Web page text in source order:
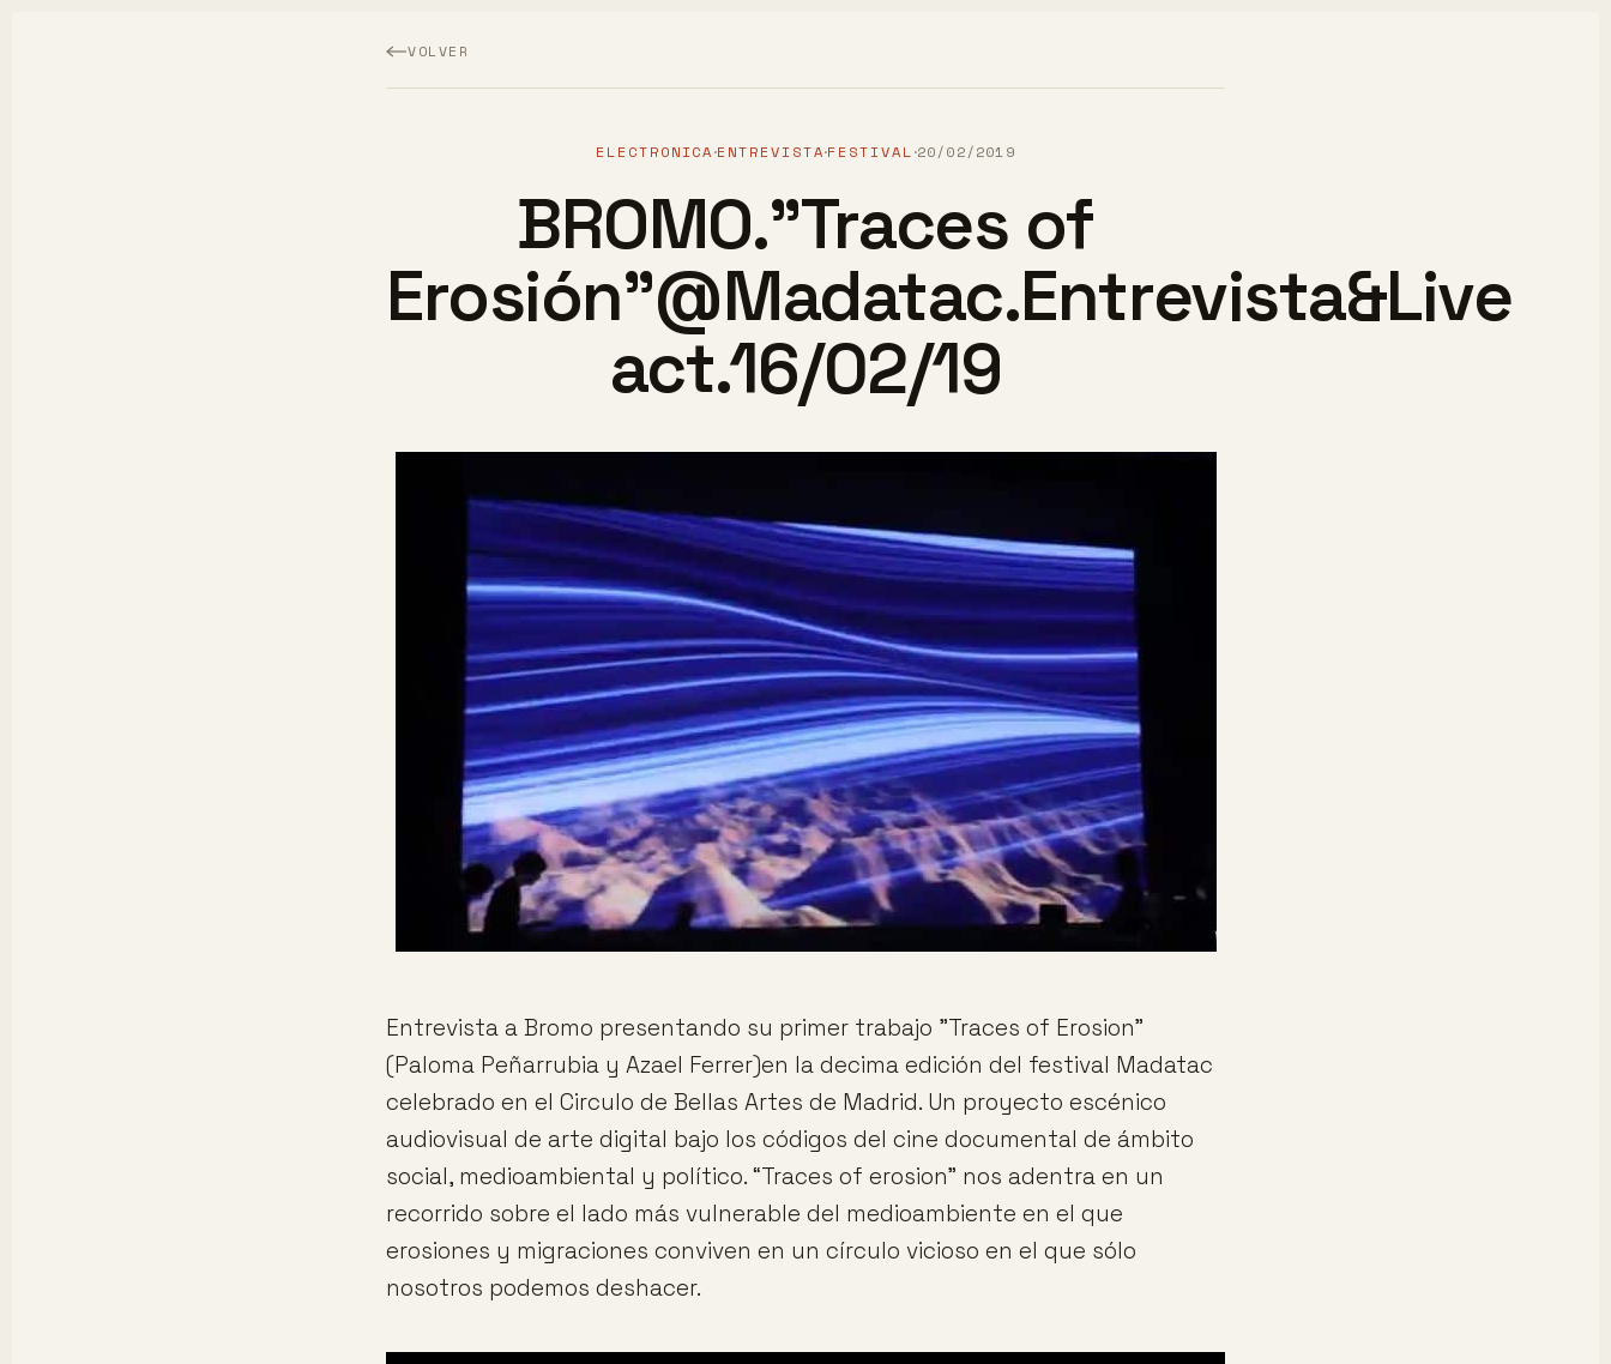
VOLVER
ELECTRONICA·ENTREVISTA·FESTIVAL·20/02/2019
BROMO."Traces of
Erosión"@Madatac.Entrevista&Live
act.16/02/19
Entrevista a Bromo presentando su primer trabajo "Traces of Erosion"
(Paloma Peñarrubia y Azael Ferrer)en la decima edición del festival Madatac
celebrado en el Circulo de Bellas Artes de Madrid. Un proyecto escénico
audiovisual de arte digital bajo los códigos del cine documental de ámbito
social, medioambiental y político. “Traces of erosion” nos adentra en un
recorrido sobre el lado más vulnerable del medioambiente en el que
erosiones y migraciones conviven en un círculo vicioso en el que sólo
nosotros podemos deshacer.